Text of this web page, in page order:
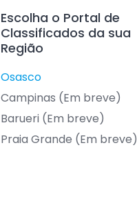
Escolha o Portal de
Classificados da sua
Região
Osasco
Campinas (Em breve)
Barueri (Em breve)
Praia Grande (Em breve)